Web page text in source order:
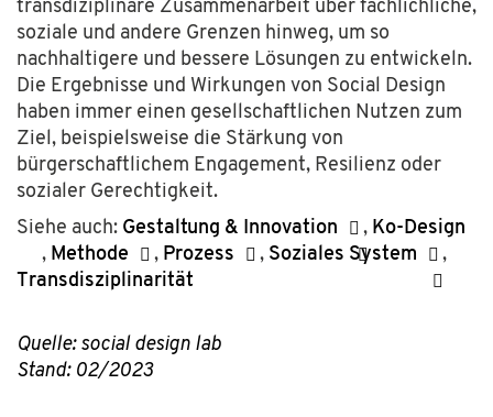
transdiziplinäre Zusammenarbeit über fachlichliche,
soziale und andere Grenzen hinweg, um so
nachhaltigere und bessere Lösungen zu entwickeln.
Die Ergebnisse und Wirkungen von Social Design
haben immer einen gesellschaftlichen Nutzen zum
Ziel, beispielsweise die Stärkung von
bürgerschaftlichem Engagement, Resilienz oder
sozialer Gerechtigkeit.
Siehe auch: Gestaltung & Innovation , Ko-Design
, Methode , Prozess , Soziales System
,
Transdisziplinarität
Quelle: social design lab
Stand: 02/2023